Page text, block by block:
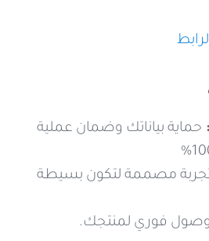
حماية بياناتك وضمان عملية
مصممة لتكون بسيطة
فوري لمنتجك.